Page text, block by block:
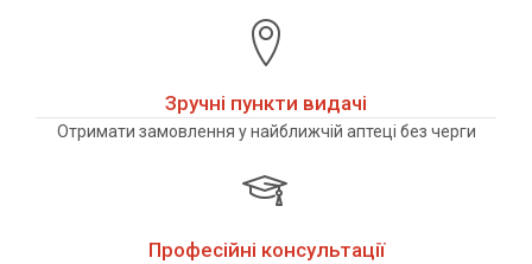
Зручні пункти видачі
Отримати замовлення у найближчій аптеці без черги
Професійні консультації